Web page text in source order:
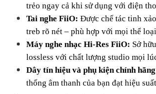
trẻo ngay cả khi sử dụng với điện
Tai nghe FiiO: Được chế tác tinh
treb rõ nét – phù hợp với mọi thể
Máy nghe nhạc Hi-Res FiiO: Sở
lossless với chất lượng studio mọi
Dây tín hiệu và phụ kiện chính
thống âm thanh của bạn đạt hiệu